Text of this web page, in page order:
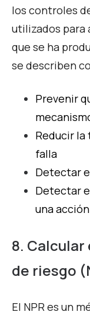
los controles
utilizados para
que se ha
se describen
Prevenir
Reducir la
falla
Detectar
Detectar
una
8.
de riesgo
El NPR es un